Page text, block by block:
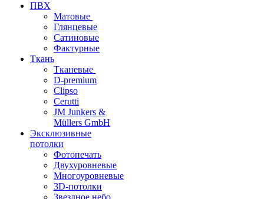
ПВХ
Матовые
Глянцевые
Сатиновые
Фактурные
Ткань
Тканевые
D-premium
Clipso
Cerutti
JM Junkers &
Müllers GmbH
Эксклюзивные
потолки
Фотопечать
Двухуровневые
Многоуровневые
3D-потолки
Звездное небо